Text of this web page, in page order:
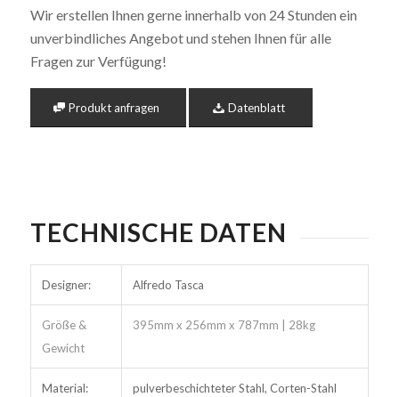
Wir erstellen Ihnen gerne innerhalb von 24 Stunden ein
unverbindliches Angebot und stehen Ihnen für alle
Fragen zur Verfügung!
Produkt anfragen Datenblatt
TECHNISCHE DATEN
Designer: Alfredo Tasca
Größe &
Gewicht
395mm x 256mm x 787mm | 28kg
Material:
pulverbeschichteter Stahl, Corten-Stahl